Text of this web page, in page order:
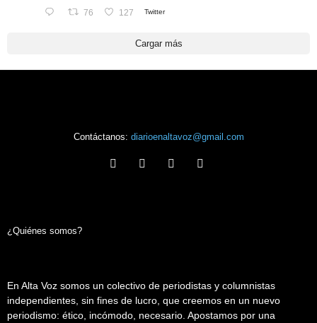
76 127 Twitter
Cargar más
Contáctanos: diarioenaltavoz@gmail.com
¿Quiénes somos?
En Alta Voz somos un colectivo de periodistas y columnistas
independientes, sin fines de lucro, que creemos en un nuevo
periodismo: ético, incómodo, necesario. Apostamos por una